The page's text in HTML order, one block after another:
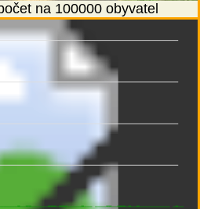
na 100000 obyvatel